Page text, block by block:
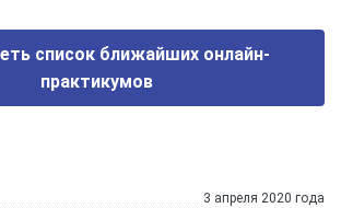
список ближайших онлайн-
практикумов
3 апреля 2020 года